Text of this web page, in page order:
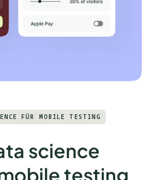
FÜR MOBILE TESTING
science
testing